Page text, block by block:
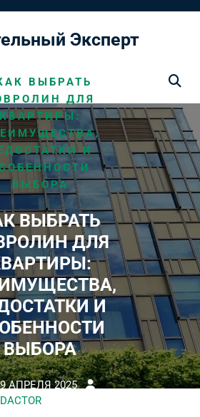
Эксперт
ВЫБРАТЬ
ДЛЯ
КВАРТИРЫ:
И
ВЫБОРА
ВЫБРАТЬ
ДЛЯ
И
ВЫБОРА
АПРЕЛЯ 2025